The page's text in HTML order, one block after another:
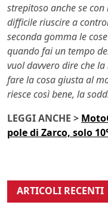
strepitoso anche se con
difficile riuscire a
seconda gomma le
quando fai un tempo
vuol davvero dire che
fare la cosa giusta al
riesce così bene, la
LEGGI ANCHE >
pole di Zarco, solo
ARTICOLI RECENTI